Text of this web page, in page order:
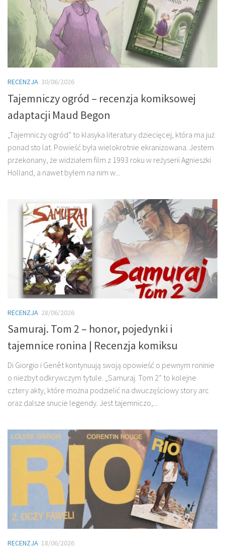
RECENZJA 30/06/2026
Tajemniczy ogród – recenzja komiksowej
adaptacji Maud Begon
„Tajemniczy ogród” to klasyka literatury dziecięcej, która ma już
ponad sto lat. Powieść była wielokrotnie ekranizowana. Jestem
przekonany, że widziałem film z 1993 roku w reżyserii Agnieszki
Holland, a nawet byłem na nim w...
RECENZJA 28/06/2026
Samuraj. Tom 2 – honor, pojedynki i
tajemnice ronina | Recenzja komiksu
Di Giorgio i Genêt kontynuują swoją opowieść o pewnym roninie
o niezbyt odkrywczym tytule. „Samuraj. Tom 2” to kolejne
cztery akty, które można podzielić na dwuczęściowy story arc
oraz dalsze snucie legendy. Jest tajemniczo,...
RECENZJA 18/06/2026